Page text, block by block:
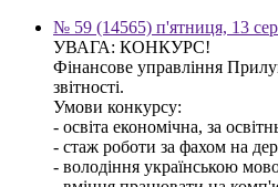
№ 59 (14565) п'ятниця, 13
УВАГА: КОНКУРС!
Фінансове управління
звітності.
Умови конкурсу:
- освіта економічна, за
- стаж роботи за фахом на
- володіння українською